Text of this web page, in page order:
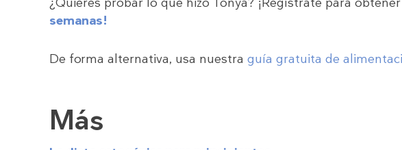
semanas!
De forma alternativa, usa nuestra guía gratuita de
Más